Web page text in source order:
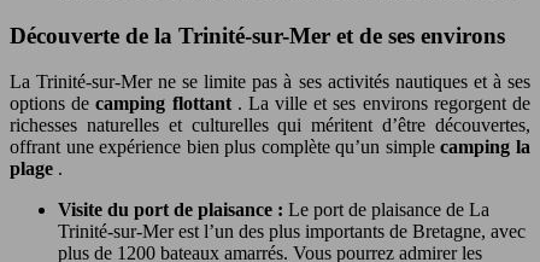
Découverte de la Trinité-sur-Mer et de ses environs
La Trinité-sur-Mer ne se limite pas à ses activités nautiques et à ses
options decamping flottant . La ville et ses environs regorgent de
richesses naturelles et culturelles qui méritent d’être découvertes,
offrant une expérience bien plus complète qu’un simplecamping la
plage .
Visite du port de plaisance : Le port de plaisance de La
Trinité-sur-Mer est l’un des plus importants de Bretagne, avec
plus de 1200 bateaux amarrés. Vous pourrez admirer les